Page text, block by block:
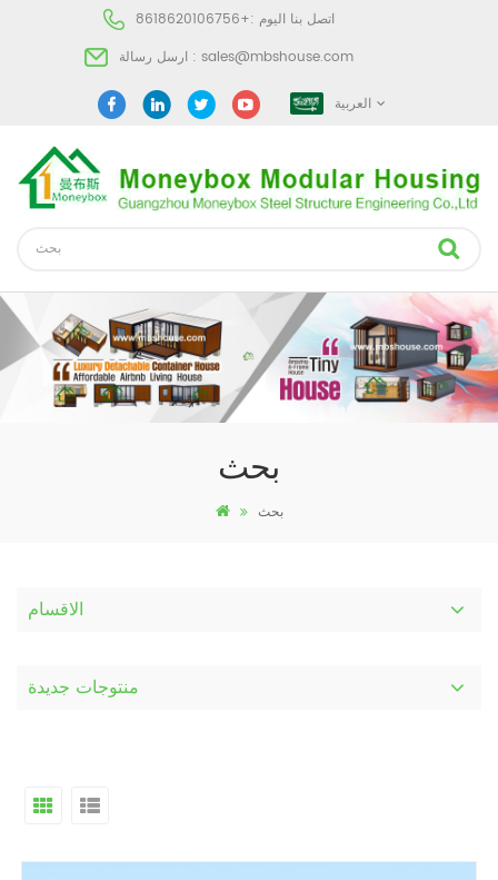
اتصل بنا اليوم :+8618620106756
ارسل رسالة : sales@mbshouse.com
العربية
بحث
بحث
الاقسام
منتوجات جديدة